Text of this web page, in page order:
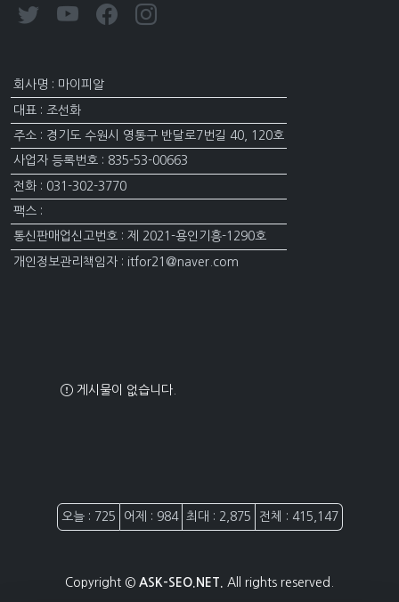
회사명 : 마이피알
대표 : 조선화
주소 : 경기도 수원시 영통구 반달로7번길 40, 120호
사업자 등록번호 : 835-53-00663
전화 : 031-302-3770
팩스 :
통신판매업신고번호 : 제 2021-용인기흥-1290호
개인정보관리책임자 : itfor21@naver.com
게시물이 없습니다.
접속자집계
오늘 : 725 어제 : 984 최대 : 2,875 전체 : 415,147
Copyright © ASK-SEO.NET. All rights reserved.